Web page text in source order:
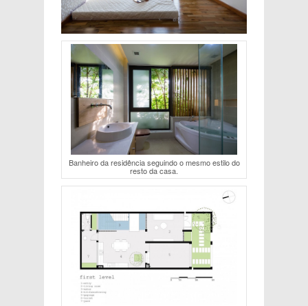
Banheiro da residência seguindo o mesmo estilo do
resto da casa.